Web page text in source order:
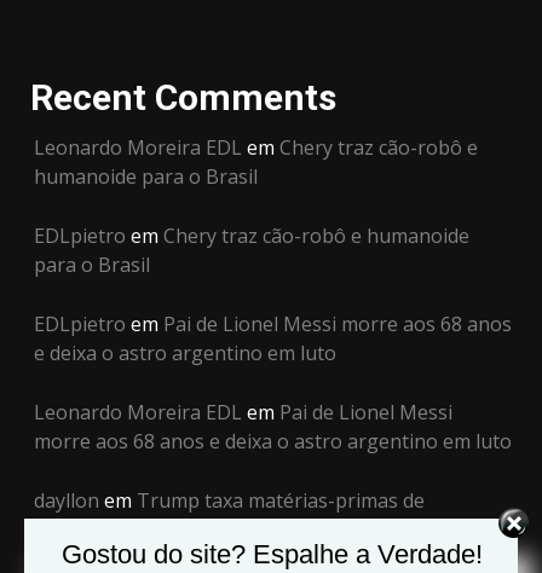
Recent Comments
Leonardo Moreira EDL em Chery traz cão-robô e
humanoide para o Brasil
EDLpietro em Chery traz cão-robô e humanoide
para o Brasil
EDLpietro em Pai de Lionel Messi morre aos 68 anos
e deixa o astro argentino em luto
Leonardo Moreira EDL em Pai de Lionel Messi
morre aos 68 anos e deixa o astro argentino em luto
dayllon em Trump taxa matérias-primas de
Gostou do site? Espalhe a Verdade!